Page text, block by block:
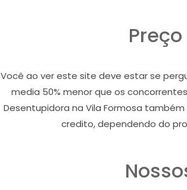
Você ao ver este site deve estar se
media 50% menor que os
Desentupidora na Vila Formosa
credito, dependendo do